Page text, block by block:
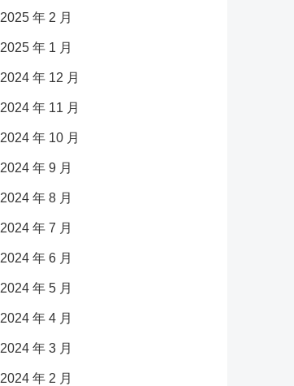
2025 年 2 月
2025 年 1 月
2024 年 12 月
2024 年 11 月
2024 年 10 月
2024 年 9 月
2024 年 8 月
2024 年 7 月
2024 年 6 月
2024 年 5 月
2024 年 4 月
2024 年 3 月
2024 年 2 月